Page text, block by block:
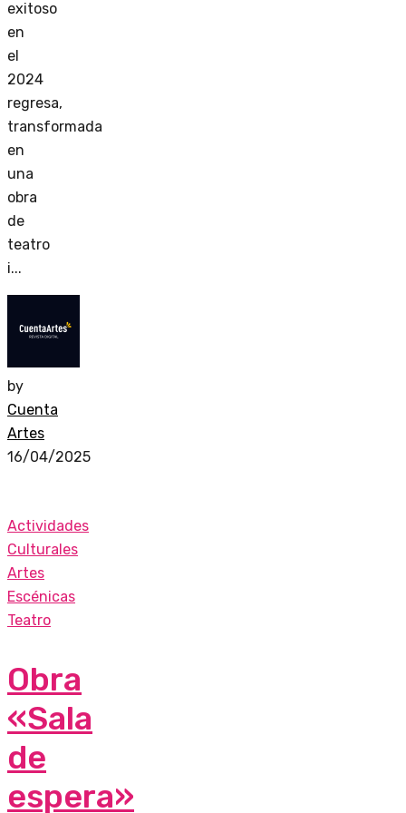
exitoso
en
el
2024
regresa,
transformada
en
una
obra
de
teatro
i...
by
Cuenta
Artes
16/04/2025
Actividades
Culturales
Artes
Escénicas
Teatro
Obra
«Sala
de
espera»